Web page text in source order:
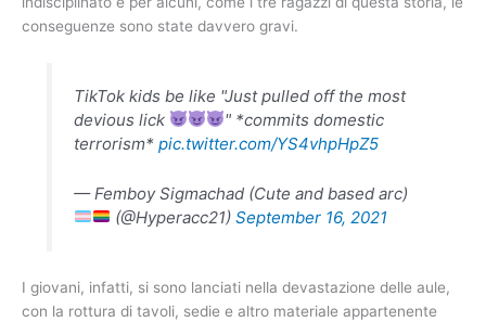
conseguenze sono state davvero gravi.
TikTok kids be like "Just pulled off the most
devious lick
" *commits domestic
terrorism* pic.twitter.com/YS4vhpHpZ5
— Femboy Sigmachad (Cute and based arc)
(@Hyperacc21) September 16, 2021
I giovani, infatti, si sono lanciati nella devastazione delle aule,
con la rottura di tavoli, sedie e altro materiale appartenente